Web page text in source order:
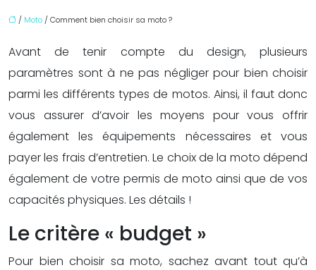
/ Moto / Comment bien choisir sa moto ?
Avant de tenir compte du design, plusieurs
paramètres sont à ne pas négliger pour bien choisir
parmi les différents types de motos. Ainsi, il faut donc
vous assurer d’avoir les moyens pour vous offrir
également les équipements nécessaires et vous
payer les frais d’entretien. Le choix de la moto dépend
également de votre permis de moto ainsi que de vos
capacités physiques. Les détails !
Le critère « budget »
Pour bien choisir sa moto, sachez avant tout qu’à